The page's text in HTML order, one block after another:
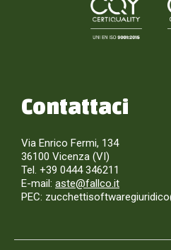
Contattaci
Via Enrico Fermi, 134
36100 Vicenza (VI)
Tel. +39 0444 346211
E-mail: aste@fallco.it
PEC: